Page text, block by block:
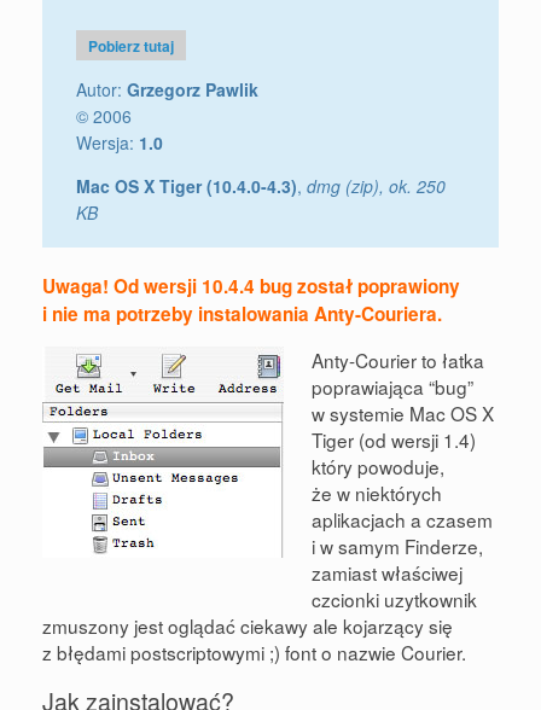
Pobierz tutaj
Autor: Grzegorz Pawlik
© 2006
Wersja: 1.0
Mac OS X Tiger (10.4.0-4.3), dmg (zip), ok. 250
KB
Uwaga! Od wersji 10.4.4 bug został poprawiony
i nie ma potrzeby instalowania Anty-Couriera.
Anty-Courier to łatka
poprawiająca “bug”
w systemie Mac OS X
Tiger (od wersji 1.4)
który powoduje,
że w niektórych
aplikacjach a czasem
i w samym Finderze,
zamiast właściwej
czcionki uzytkownik
zmuszony jest oglądać ciekawy ale kojarzący się
z błędami postscriptowymi ;) font o nazwie Courier.
Jak zainstalować?